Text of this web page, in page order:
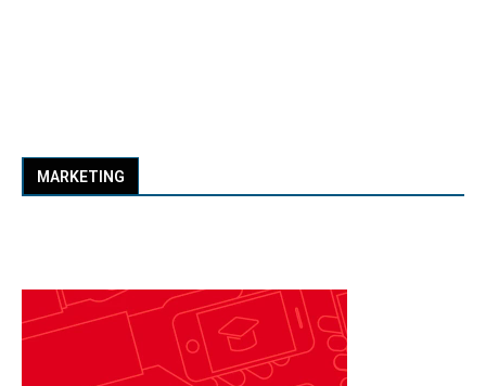
MARKETING